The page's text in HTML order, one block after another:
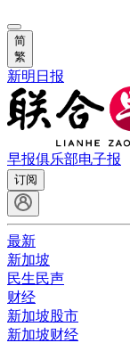
简
繁
新明日报
早报俱乐部电子报
订阅
最新
新加坡
民生民声
财经
新加坡股市
新加坡财经